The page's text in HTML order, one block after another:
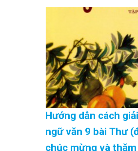
tộc siêu ngắn
Hướng dẫn cách
ngữ văn 9 bài Thư
chúc mừng và